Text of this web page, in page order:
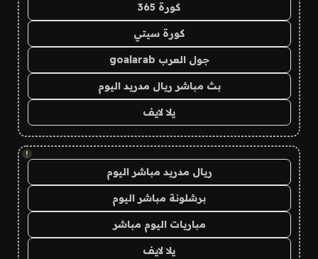
كورة 365
كورة سيتي
جول العرب goalarab
بث مباشر ريال مدريد اليوم
يلا لايف
!
ريال مدريد مباشر اليوم
برشلونة مباشر اليوم
مباريات اليوم مباشر
يلا لايف